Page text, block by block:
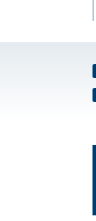
本